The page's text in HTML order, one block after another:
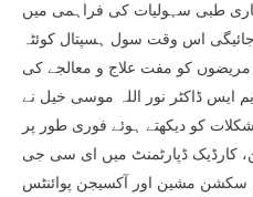
طبی سہولیات کی فراہمی میں
اس وقت سول ہسپتال کوئٹہ
کو مفت علاج و معالجے کی
ایس ڈاکٹر نور اللہ موسی خیل نے
کو دیکھتے ہوئے فوری طور پر
کارڈیک ڈپارٹمنٹ میں ای سی جی
مشین اور آکسیجن پوائنٹس